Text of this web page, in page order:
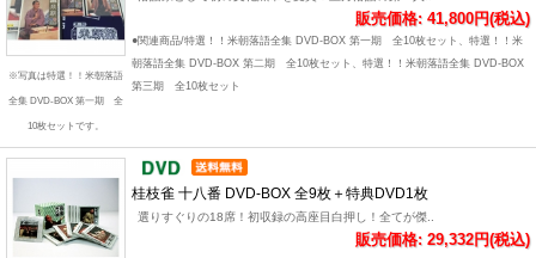
※写真は特選！！米朝落語
全集 DVD-BOX 第一期 全
10枚セットです。
販売価格: 41,800円(税込)
●関連商品/特選！！米朝落語全集 DVD-BOX 第一期 全10枚セット、特選！！米
朝落語全集 DVD-BOX 第二期 全10枚セット、特選！！米朝落語全集 DVD-BOX
第三期 全10枚セット
桂枝雀 十八番 DVD-BOX 全9枚＋特典DVD1枚
選りすぐりの18席！初収録の高座目白押し！全てが傑..
販売価格: 29,332円(税込)